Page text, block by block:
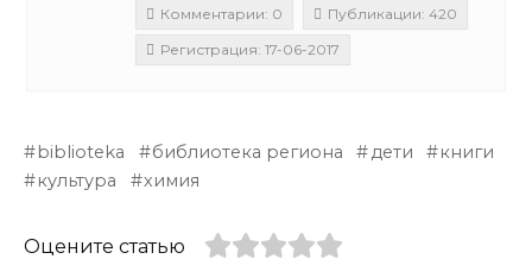
Комментарии: 0
Публикации: 420
Регистрация: 17-06-2017
biblioteka библиотека региона дети
книги
культура
химия
Оцените статью